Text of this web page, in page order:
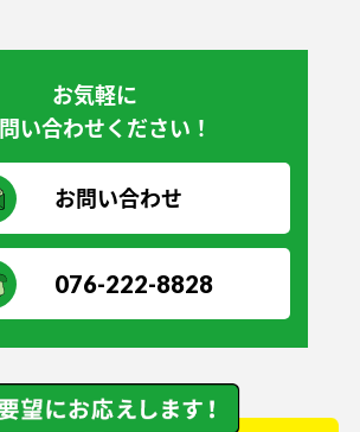
お気軽に
い合わせください！
お問い合わせ
076-222-8828